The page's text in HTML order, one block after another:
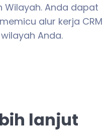
Anda dapat
alur kerja CRM
Anda.
lanjut